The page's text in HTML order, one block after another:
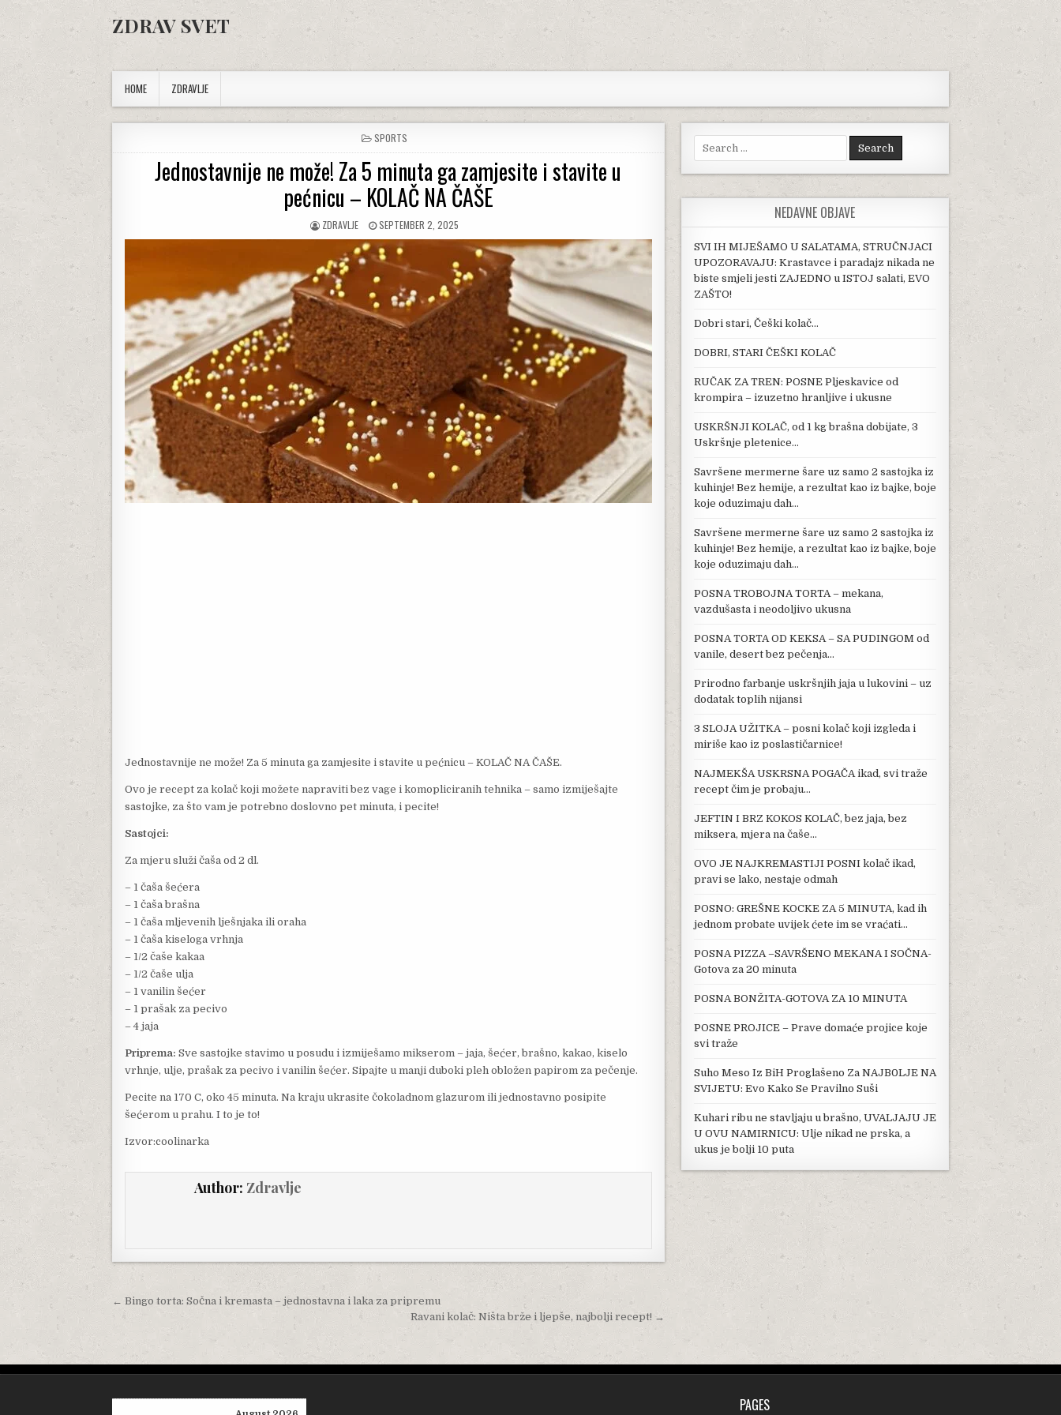
Skip to content
ZDRAV SVET
HOME ZDRAVLJE
POSTED IN
SPORTS
Jednostavnije ne može! Za 5 minuta ga zamjesite i stavite u
pećnicu – KOLAČ NA ČAŠE
AUTHOR:
ZDRAVLJE PUBLISHED DATE:
SEPTEMBER 2, 2025
Jednostavnije ne može! Za 5 minuta ga zamjesite i stavite u pećnicu – KOLAČ NA ČAŠE.
Ovo je recept za kolač koji možete napraviti bez vage i komopliciranih tehnika – samo izmiješajte
sastojke, za što vam je potrebno doslovno pet minuta, i pecite!
Sastojci:
Za mjeru služi čaša od 2 dl.
– 1 čaša šećera
– 1 čaša brašna
– 1 čaša mljevenih lješnjaka ili oraha
– 1 čaša kiseloga vrhnja
– 1/2 čaše kakaa
– 1/2 čaše ulja
– 1 vanilin šećer
– 1 prašak za pecivo
– 4 jaja
Priprema: Sve sastojke stavimo u posudu i izmiješamo mikserom – jaja, šećer, brašno, kakao, kiselo
vrhnje, ulje, prašak za pecivo i vanilin šećer. Sipajte u manji duboki pleh obložen papirom za pečenje.
Pecite na 170 C, oko 45 minuta. Na kraju ukrasite čokoladnom glazurom ili jednostavno posipite
šećerom u prahu. I to je to!
Izvor:coolinarka
Author: Zdravlje
Post navigation
← Bingo torta: Sočna i kremasta – jednostavna i laka za pripremu
Ravani kolač: Ništa brže i ljepše, najbolji recept! →
Search for:
NEDAVNE OBJAVE
SVI IH MIJEŠAMO U SALATAMA, STRUČNJACI
UPOZORAVAJU: Krastavce i paradajz nikada ne
biste smjeli jesti ZAJEDNO u ISTOJ salati, EVO
ZAŠTO!
Dobri stari, Češki kolač…
DOBRI, STARI ČEŠKI KOLAČ
RUČAK ZA TREN: POSNE Pljeskavice od
krompira – izuzetno hranljive i ukusne
USKRŠNJI KOLAČ, od 1 kg brašna dobijate, 3
Uskršnje pletenice…
Savršene mermerne šare uz samo 2 sastojka iz
kuhinje! Bez hemije, a rezultat kao iz bajke, boje
koje oduzimaju dah…
Savršene mermerne šare uz samo 2 sastojka iz
kuhinje! Bez hemije, a rezultat kao iz bajke, boje
koje oduzimaju dah…
POSNA TROBOJNA TORTA – mekana,
vazdušasta i neodoljivo ukusna
POSNA TORTA OD KEKSA – SA PUDINGOM od
vanile, desert bez pečenja…
Prirodno farbanje uskršnjih jaja u lukovini – uz
dodatak toplih nijansi
3 SLOJA UŽITKA – posni kolač koji izgleda i
miriše kao iz poslastičarnice!
NAJMEKŠA USKRSNA POGAČA ikad, svi traže
recept čim je probaju…
JEFTIN I BRZ KOKOS KOLAČ, bez jaja, bez
miksera, mjera na čaše…
OVO JE NAJKREMASTIJI POSNI kolač ikad,
pravi se lako, nestaje odmah
POSNO: GREŠNE KOCKE ZA 5 MINUTA, kad ih
jednom probate uvijek ćete im se vraćati…
POSNA PIZZA –SAVRŠENO MEKANA I SOČNA-
Gotova za 20 minuta
POSNA BONŽITA-GOTOVA ZA 10 MINUTA
POSNE PROJICE – Prave domaće projice koje
svi traže
Suho Meso Iz BiH Proglašeno Za NAJB0LJE NA
SVIJETU: Evo Kako Se Pravilno Suši
Kuhari ribu ne stavljaju u brašno, UVALJAJU JE
U OVU NAMIRNICU: Ulje nikad ne prska, a
ukus je bolji 10 puta
PAGES